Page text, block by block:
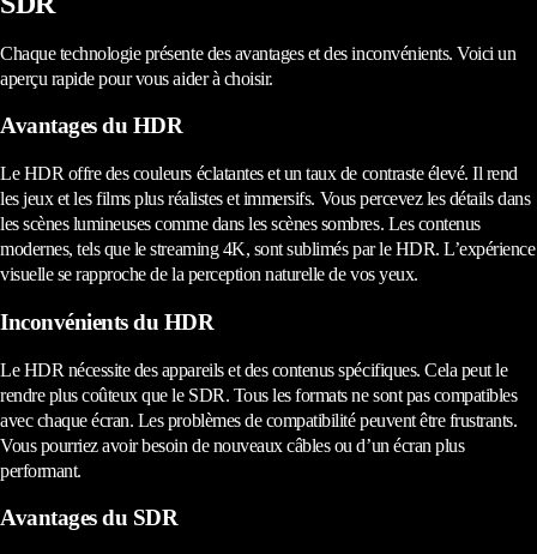
Chaque technologie présente des avantages et des inconvénients. Voici un
aperçu rapide pour vous aider à choisir.
Avantages du HDR
Le HDR offre des couleurs éclatantes et un taux de contraste élevé. Il rend
les jeux et les films plus réalistes et immersifs. Vous percevez les détails dans
les scènes lumineuses comme dans les scènes sombres. Les contenus
modernes, tels que le streaming 4K, sont sublimés par le HDR. L’expérience
visuelle se rapproche de la perception naturelle de vos yeux.
Inconvénients du HDR
Le HDR nécessite des appareils et des contenus spécifiques. Cela peut le
rendre plus coûteux que le SDR. Tous les formats ne sont pas compatibles
avec chaque écran. Les problèmes de compatibilité peuvent être frustrants.
Vous pourriez avoir besoin de nouveaux câbles ou d’un écran plus
performant.
Avantages du SDR